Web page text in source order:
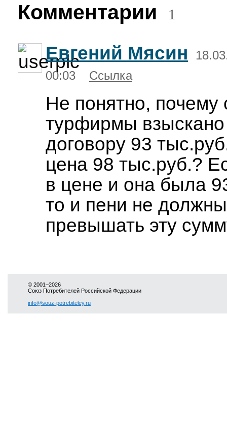
Комментарии 1
Евгений Мясин
00:03
Ссылка
Не понятно, почему
турфирмы
договору 93
цена 98 тыс.руб.?
в цене и она была
то и пени не должны
превышать эту
© 2001–2026
Союз Потребителей Российской Федерации
info@souz-potrebiteley.ru